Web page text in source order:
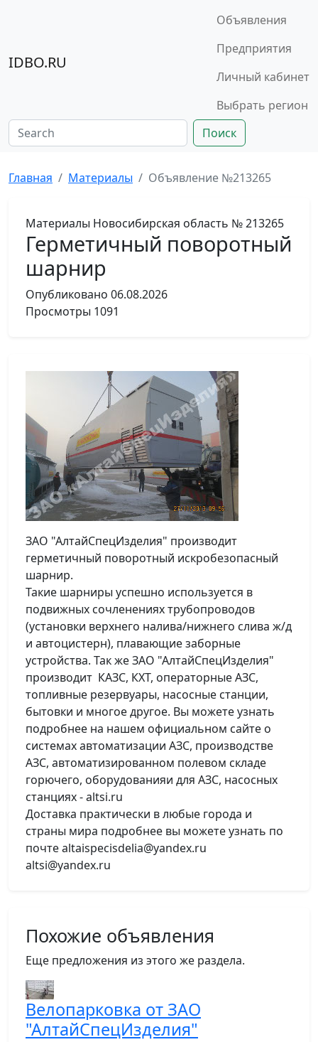
IDBO.RU
Объявления
Предприятия
Личный кабинет
Выбрать регион
Поиск
Главная Материалы Объявление №213265
Материалы Новосибирская область № 213265
Герметичный поворотный
шарнир
Опубликовано 06.08.2026
Просмотры 1091
ЗАО "АлтайСпецИзделия" производит
герметичный поворотный искробезопасный
шарнир.
Такие шарниры успешно используется в
подвижных сочленениях трубопроводов
(установки верхнего налива/нижнего слива ж/д
и автоцистерн), плавающие заборные
устройства. Так же ЗАО "АлтайСпецИзделия"
производит КАЗС, КХТ, операторные АЗС,
топливные резервуары, насосные станции,
бытовки и многое другое. Вы можете узнать
подробнее на нашем официальном сайте о
системах автоматизации АЗС, производстве
АЗС, автоматизированном полевом складе
горючего, оборудованияи для АЗС, насосных
станциях - altsi.ru
Доставка практически в любые города и
страны мира подробнее вы можете узнать по
почте altaispecisdelia@yandex.ru
altsi@yandex.ru
Похожие объявления
Еще предложения из этого же раздела.
Велопарковка от ЗАО
"АлтайСпецИзделия"